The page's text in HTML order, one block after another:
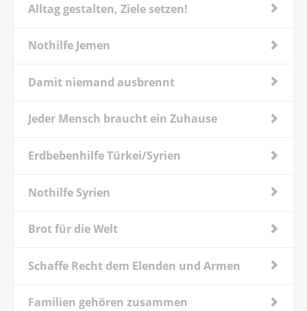
Alltag gestalten, Ziele setzen!
Nothilfe Jemen
Damit niemand ausbrennt
Jeder Mensch braucht ein Zuhause
Erdbebenhilfe Türkei/Syrien
Nothilfe Syrien
Brot für die Welt
Schaffe Recht dem Elenden und Armen
Familien gehören zusammen